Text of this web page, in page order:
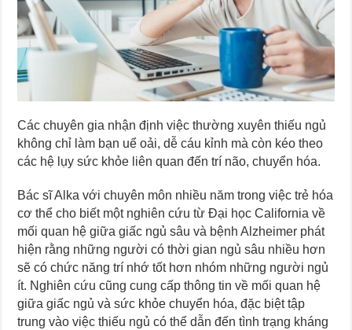
Các chuyên gia nhận định việc thường xuyên thiếu ngủ
không chỉ làm bạn uể oải, dễ cáu kỉnh mà còn kéo theo
các hệ lụy sức khỏe liên quan đến trí não, chuyển hóa.
Bác sĩ Alka với chuyên môn nhiều năm trong việc trẻ hóa
cơ thể cho biết một nghiên cứu từ Đại học California về
mối quan hệ giữa giấc ngủ sâu và bệnh Alzheimer phát
hiện rằng những người có thời gian ngủ sâu nhiều hơn
sẽ có chức năng trí nhớ tốt hơn nhóm những người ngủ
ít. Nghiên cứu cũng cung cấp thông tin về mối quan hệ
giữa giấc ngủ và sức khỏe chuyển hóa, đặc biệt tập
trung vào việc thiếu ngủ có thể dẫn đến tình trạng kháng